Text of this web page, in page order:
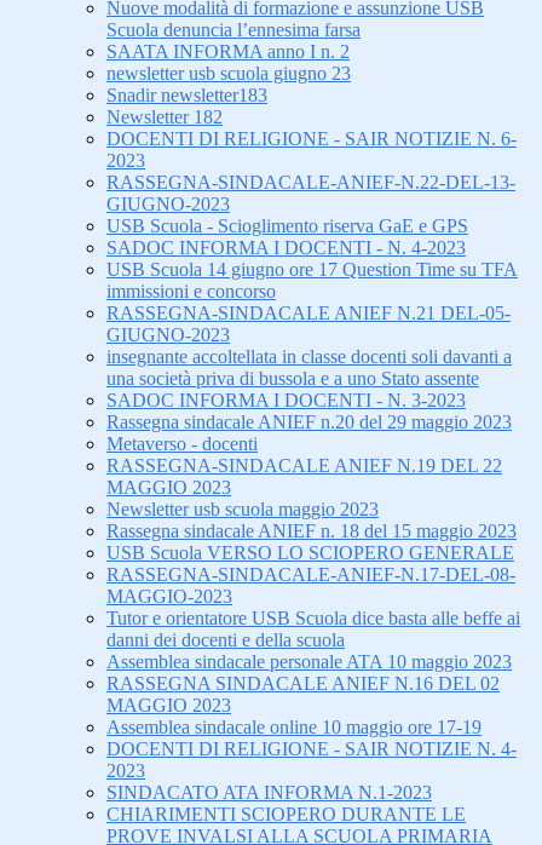
Nuove modalità di formazione e assunzione USB
Scuola denuncia l’ennesima farsa
SAATA INFORMA anno I n. 2
newsletter usb scuola giugno 23
Snadir newsletter183
Newsletter 182
DOCENTI DI RELIGIONE - SAIR NOTIZIE N. 6-
2023
RASSEGNA-SINDACALE-ANIEF-N.22-DEL-13-
GIUGNO-2023
USB Scuola - Scioglimento riserva GaE e GPS
SADOC INFORMA I DOCENTI - N. 4-2023
USB Scuola 14 giugno ore 17 Question Time su TFA
immissioni e concorso
RASSEGNA-SINDACALE ANIEF N.21 DEL-05-
GIUGNO-2023
insegnante accoltellata in classe docenti soli davanti a
una società priva di bussola e a uno Stato assente
SADOC INFORMA I DOCENTI - N. 3-2023
Rassegna sindacale ANIEF n.20 del 29 maggio 2023
Metaverso - docenti
RASSEGNA-SINDACALE ANIEF N.19 DEL 22
MAGGIO 2023
Newsletter usb scuola maggio 2023
Rassegna sindacale ANIEF n. 18 del 15 maggio 2023
USB Scuola VERSO LO SCIOPERO GENERALE
RASSEGNA-SINDACALE-ANIEF-N.17-DEL-08-
MAGGIO-2023
Tutor e orientatore USB Scuola dice basta alle beffe ai
danni dei docenti e della scuola
Assemblea sindacale personale ATA 10 maggio 2023
RASSEGNA SINDACALE ANIEF N.16 DEL 02
MAGGIO 2023
Assemblea sindacale online 10 maggio ore 17-19
DOCENTI DI RELIGIONE - SAIR NOTIZIE N. 4-
2023
SINDACATO ATA INFORMA N.1-2023
CHIARIMENTI SCIOPERO DURANTE LE
PROVE INVALSI ALLA SCUOLA PRIMARIA